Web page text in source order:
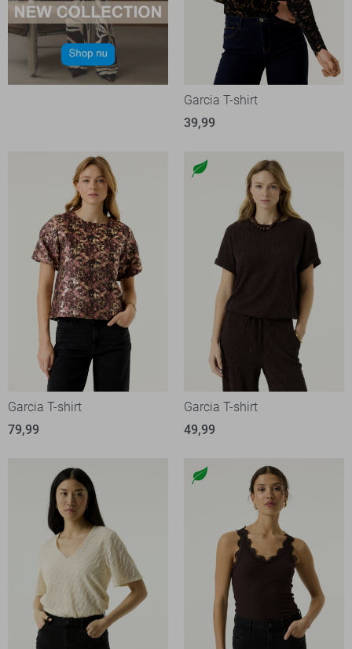
Garcia T-shirt
39,99
Garcia T-shirt
79,99
Garcia T-shirt
49,99